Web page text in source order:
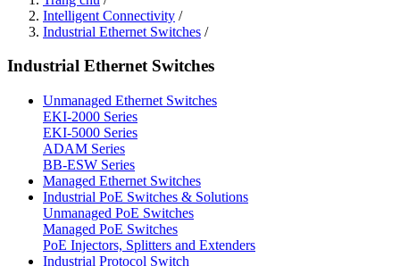
Intelligent Connectivity /
Industrial Ethernet Switches /
Industrial Ethernet Switches
Unmanaged Ethernet Switches
EKI-2000 Series
EKI-5000 Series
ADAM Series
BB-ESW Series
Managed Ethernet Switches
Industrial PoE Switches & Solutions
Unmanaged PoE Switches
Managed PoE Switches
PoE Injectors, Splitters and Extenders
Industrial Protocol Switch